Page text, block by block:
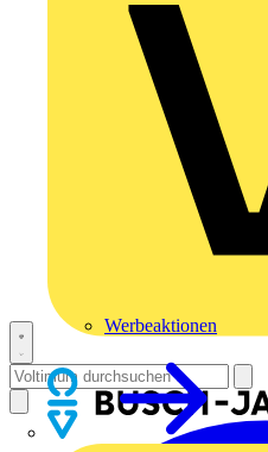
Werbeaktionen